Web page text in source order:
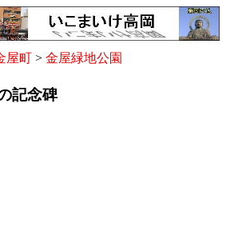
屋町 > 金屋緑地公園
記念碑